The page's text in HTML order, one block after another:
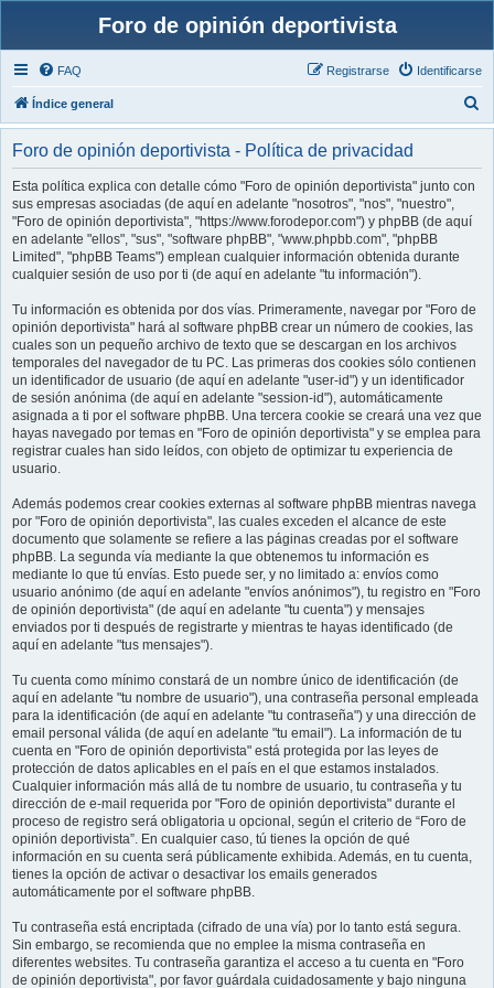
Foro de opinión deportivista
FAQ Identificarse
Registrarse
Índice general
u
Foro de opinión deportivista - Política de privacidad
Esta política explica con detalle cómo "Foro de opinión deportivista" junto con
sus empresas asociadas (de aquí en adelante "nosotros", "nos", "nuestro",
"Foro de opinión deportivista", "https://www.forodepor.com") y phpBB (de aquí
en adelante "ellos", "sus", "software phpBB", "www.phpbb.com", "phpBB
Limited", "phpBB Teams") emplean cualquier información obtenida durante
cualquier sesión de uso por ti (de aquí en adelante "tu información").
Tu información es obtenida por dos vías. Primeramente, navegar por "Foro de
opinión deportivista" hará al software phpBB crear un número de cookies, las
cuales son un pequeño archivo de texto que se descargan en los archivos
temporales del navegador de tu PC. Las primeras dos cookies sólo contienen
un identificador de usuario (de aquí en adelante "user-id") y un identificador
de sesión anónima (de aquí en adelante "session-id"), automáticamente
asignada a ti por el software phpBB. Una tercera cookie se creará una vez que
hayas navegado por temas en "Foro de opinión deportivista" y se emplea para
registrar cuales han sido leídos, con objeto de optimizar tu experiencia de
usuario.
Además podemos crear cookies externas al software phpBB mientras navega
por "Foro de opinión deportivista", las cuales exceden el alcance de este
documento que solamente se refiere a las páginas creadas por el software
phpBB. La segunda vía mediante la que obtenemos tu información es
mediante lo que tú envías. Esto puede ser, y no limitado a: envíos como
usuario anónimo (de aquí en adelante "envíos anónimos"), tu registro en "Foro
de opinión deportivista" (de aquí en adelante "tu cuenta") y mensajes
enviados por ti después de registrarte y mientras te hayas identificado (de
aquí en adelante "tus mensajes").
Tu cuenta como mínimo constará de un nombre único de identificación (de
aquí en adelante "tu nombre de usuario"), una contraseña personal empleada
para la identificación (de aquí en adelante "tu contraseña") y una dirección de
email personal válida (de aquí en adelante "tu email"). La información de tu
cuenta en "Foro de opinión deportivista" está protegida por las leyes de
protección de datos aplicables en el país en el que estamos instalados.
Cualquier información más allá de tu nombre de usuario, tu contraseña y tu
dirección de e-mail requerida por "Foro de opinión deportivista" durante el
proceso de registro será obligatoria u opcional, según el criterio de “Foro de
opinión deportivista”. En cualquier caso, tú tienes la opción de qué
información en su cuenta será públicamente exhibida. Además, en tu cuenta,
tienes la opción de activar o desactivar los emails generados
automáticamente por el software phpBB.
Tu contraseña está encriptada (cifrado de una vía) por lo tanto está segura.
Sin embargo, se recomienda que no emplee la misma contraseña en
diferentes websites. Tu contraseña garantiza el acceso a tu cuenta en "Foro
de opinión deportivista", por favor guárdala cuidadosamente y bajo ninguna